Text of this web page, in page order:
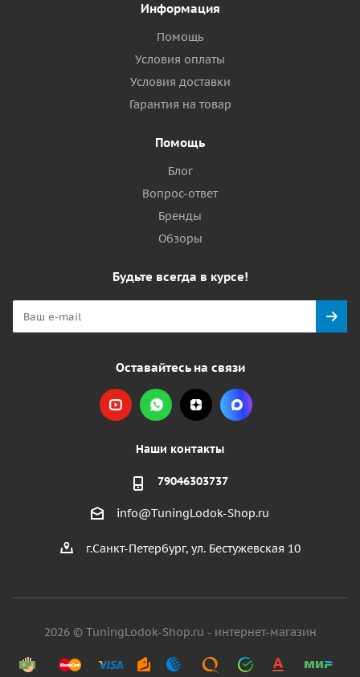
Информация
Помощь
Условия оплаты
Условия доставки
Гарантия на товар
Помощь
Блог
Вопрос-ответ
Бренды
Обзоры
Будьте всегда в курсе!
Оставайтесь на связи
Наши контакты
79046303737
info@TuningLodok-Shop.ru
г.Санкт-Петербург, ул. Бестужевская 10
2026 © TuningLodok-Shop.ru - интернет-магазин